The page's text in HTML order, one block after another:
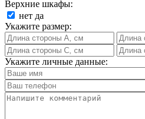
Верхние шкафы:
нет да
Укажите размер:
Укажите личные данные: